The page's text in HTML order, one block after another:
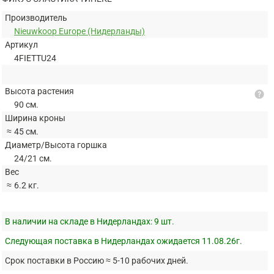
Производитель
Nieuwkoop Europe (Нидерланды)
Артикул
4FIETTU24
Высота растения
90 см.
Ширина кроны
≈ 45 см.
Диаметр/Высота горшка
24/21 см.
Вес
≈ 6.2 кг.
help
В наличии на складе в Нидерландах:9 шт.
Следующая поставка в Нидерландах ожидается 11.08.26г.
Срок поставки в Россию ≈ 5-10 рабочих дней.